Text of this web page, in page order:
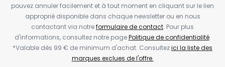
pouvez annuler facilement et à tout moment en cliquant sur le lien
approprié disponible dans chaque newsletter ou en nous
contactant via notreformulaire de contact. Pour plus
d'informations, consultez notre pagePolitique de confidentialité.
*Valable dès 99 € de minimum d'achat. Consultezici la liste des
marques exclues de l'offre.